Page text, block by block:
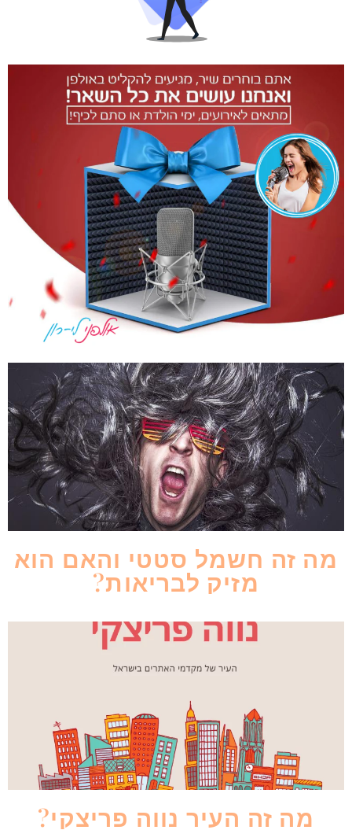
מה זה חשמל סטטי והאם הוא
מזיק לבריאות?
מה זה העיר נווה פריצקי?